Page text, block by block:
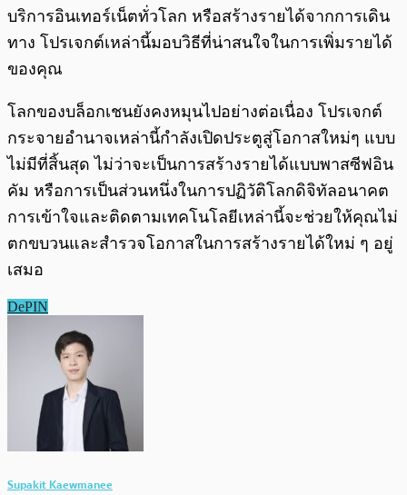
บริการอินเทอร์เน็ตทั่วโลก หรือสร้างรายได้จากการเดิน
ทาง โปรเจกต์เหล่านี้มอบวิธีที่น่าสนใจในการเพิ่มรายได้
ของคุณ
โลกของบล็อกเชนยังคงหมุนไปอย่างต่อเนื่อง โปรเจกต์
กระจายอำนาจเหล่านี้กำลังเปิดประตูสู่โอกาสใหม่ๆ แบบ
ไม่มีที่สิ้นสุด ไม่ว่าจะเป็นการสร้างรายได้แบบพาสซีฟอิน
คัม หรือการเป็นส่วนหนึ่งในการปฏิวัติโลกดิจิทัลอนาคต
การเข้าใจและติดตามเทคโนโลยีเหล่านี้จะช่วยให้คุณไม่
ตกขบวนและสำรวจโอกาสในการสร้างรายได้ใหม่ ๆ อยู่
เสมอ
DePIN
Supakit Kaewmanee